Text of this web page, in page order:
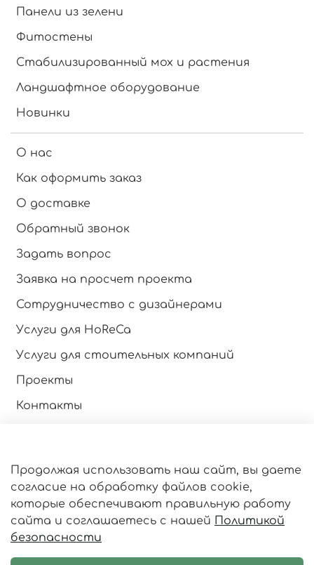
Панели из зелени
Фитостены
Стабилизированный мох и растения
Ландшафтное оборудование
Новинки
О нас
Как оформить заказ
О доставке
Обратный звонок
Задать вопрос
Заявка на просчет проекта
Сотрудничество с дизайнерами
Услуги для HoReCa
Услуги для стоительных компаний
Проекты
Контакты
Оферта и политика конфиденциальности
Пользовательское соглашение
Личный кабинет
Статьи
Продолжая использовать наш сайт, вы даете
согласие на обработку файлов cookie,
которые обеспечивают правильную работу
сайта и соглашаетесь с нашей Политикой
безопасности